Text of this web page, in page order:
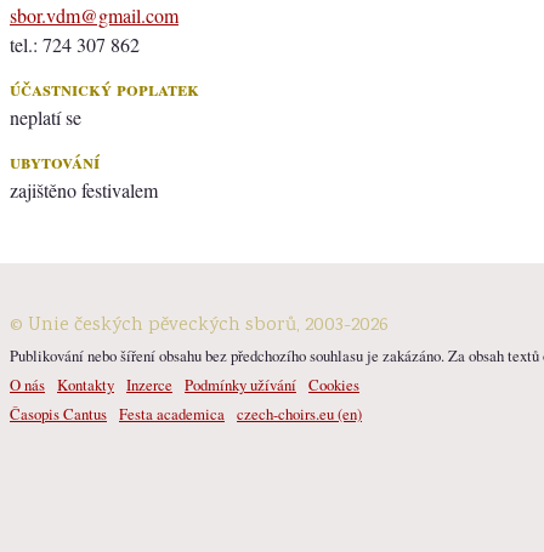
sbor.vdm@gmail.com
tel.: 724 307 862
účastnický poplatek
neplatí se
ubytování
zajištěno festivalem
© Unie českých pěveckých sborů, 2003-2026
Publikování nebo šíření obsahu bez předchozího souhlasu je zakázáno. Za obsah
O nás Kontakty Inzerce Podmínky užívání Cookies
Časopis Cantus Festa academica czech-choirs.eu (en)